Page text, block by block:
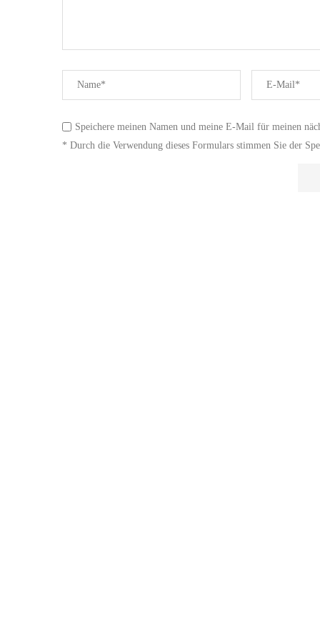
Speichere meinen Namen und meine E-Mail für meinen
* Durch die Verwendung dieses Formulars stimmen Sie der